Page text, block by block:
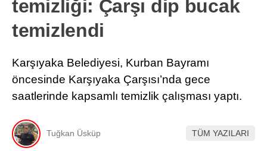
GÜNCEL
EKONOMI
POLITIKA
SAĞLIK
SPOR
temizliği: Çarşı dip bucak
temizlendi
Karşıyaka Belediyesi, Kurban Bayramı
öncesinde Karşıyaka Çarşısı’nda gece
saatlerinde kapsamlı temizlik çalışması yaptı.
Tuğkan Üsküp TÜM YAZILARI